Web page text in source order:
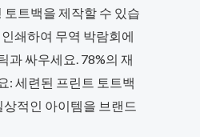
트백을 제작할 수 있습
쇄하여 무역 박람회에
과 싸우세요. 78%의 재
: 세련된 프린트 토트백
적인 아이템을 브랜드